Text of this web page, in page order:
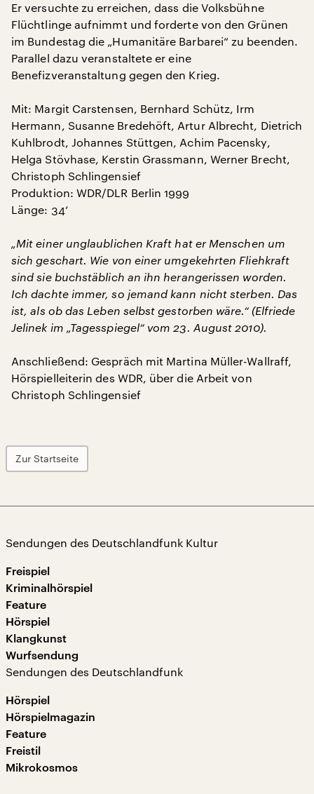
Er versuchte zu erreichen, dass die Volksbühne
Flüchtlinge aufnimmt und forderte von den Grünen
im Bundestag die „Humanitäre Barbarei“ zu beenden.
Parallel dazu veranstaltete er eine
Benefizveranstaltung gegen den Krieg.
Mit: Margit Carstensen, Bernhard Schütz, Irm
Hermann, Susanne Bredehöft, Artur Albrecht, Dietrich
Kuhlbrodt, Johannes Stüttgen, Achim Pacensky,
Helga Stövhase, Kerstin Grassmann, Werner Brecht,
Christoph Schlingensief
Produktion: WDR/DLR Berlin 1999
Länge: 34‘
„Mit einer unglaublichen Kraft hat er Menschen um
sich geschart. Wie von einer umgekehrten Fliehkraft
sind sie buchstäblich an ihn herangerissen worden.
Ich dachte immer, so jemand kann nicht sterben. Das
ist, als ob das Leben selbst gestorben wäre.“ (Elfriede
Jelinek im „Tagesspiegel“ vom 23. August 2010).
Anschließend: Gespräch mit Martina Müller-Wallraff,
Hörspielleiterin des WDR, über die Arbeit von
Christoph Schlingensief
Zur Startseite
Sendungen des Deutschlandfunk Kultur
Freispiel
Kriminalhörspiel
Feature
Hörspiel
Klangkunst
Wurfsendung
Sendungen des Deutschlandfunk
Hörspiel
Hörspielmagazin
Feature
Freistil
Mikrokosmos